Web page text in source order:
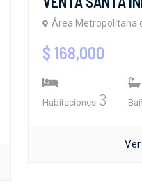
Área Metropolitana
$ 168,000
Habitaciones 3